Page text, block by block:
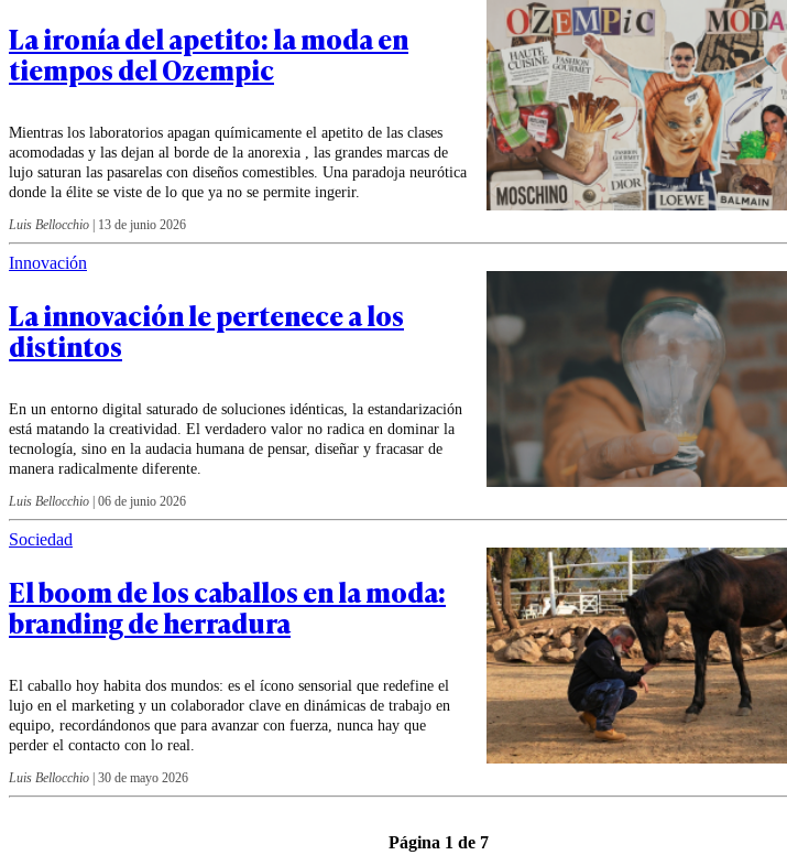
La ironía del apetito: la moda en
tiempos del Ozempic
Mientras los laboratorios apagan químicamente el apetito de las clases
acomodadas y las dejan al borde de la anorexia , las grandes marcas de
lujo saturan las pasarelas con diseños comestibles. Una paradoja neurótica
donde la élite se viste de lo que ya no se permite ingerir.
Luis Bellocchio | 13 de junio 2026
Innovación
La innovación le pertenece a los
distintos
En un entorno digital saturado de soluciones idénticas, la estandarización
está matando la creatividad. El verdadero valor no radica en dominar la
tecnología, sino en la audacia humana de pensar, diseñar y fracasar de
manera radicalmente diferente.
Luis Bellocchio | 06 de junio 2026
Sociedad
El boom de los caballos en la moda:
branding de herradura
El caballo hoy habita dos mundos: es el ícono sensorial que redefine el
lujo en el marketing y un colaborador clave en dinámicas de trabajo en
equipo, recordándonos que para avanzar con fuerza, nunca hay que
perder el contacto con lo real.
Luis Bellocchio | 30 de mayo 2026
Página 1 de 7